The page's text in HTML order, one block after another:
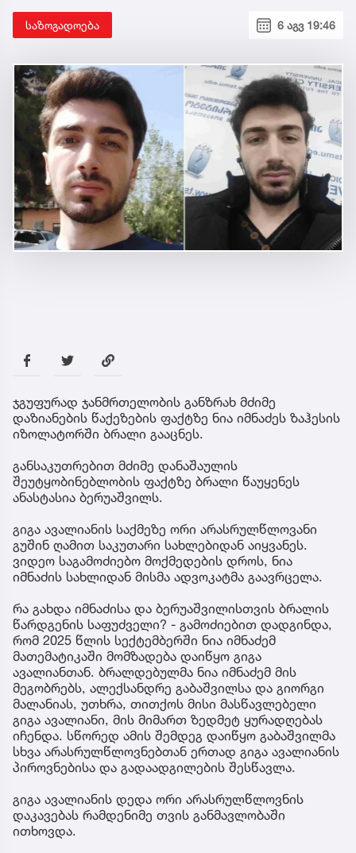
საზოგადოება 6 აგვ 19:46
ჯგუფურად ჯანმრთელობის განზრახ მძიმე
დაზიანების წაქეზების ფაქტზე ნია იმნაძეს ზაჰესის
იზოლატორში ბრალი გააცნეს.
განსაკუთრებით მძიმე დანაშაულის
შეუტყობინებლობის ფაქტზე ბრალი წაუყენეს
ანასტასია ბერუაშვილს.
გიგა ავალიანის საქმეზე ორი არასრულწლოვანი
გუშინ ღამით საკუთარი სახლებიდან აიყვანეს.
ვიდეო საგამოძიებო მოქმედების დროს, ნია
იმნაძის სახლიდან მისმა ადვოკატმა გაავრცელა.
რა გახდა იმნაძისა და ბერუაშვილისთვის ბრალის
წარდგენის საფუძველი? - გამოძიებით დადგინდა,
რომ 2025 წლის სექტემბერში ნია იმნაძემ
მათემატიკაში მომზადება დაიწყო გიგა
ავალიანთან. ბრალდებულმა ნია იმნაძემ მის
მეგობრებს, ალექსანდრე გაბაშვილსა და გიორგი
მალანიას, უთხრა, თითქოს მისი მასწავლებელი
გიგა ავალიანი, მის მიმართ ზედმეტ ყურადღებას
იჩენდა. სწორედ ამის შემდეგ დაიწყო გაბაშვილმა
სხვა არასრულწლოვნებთან ერთად გიგა ავალიანის
პიროვნებისა და გადაადგილების შესწავლა.
გიგა ავალიანის დედა ორი არასრულწლოვნის
დაკავებას რამდენიმე თვის განმავლობაში
ითხოვდა.